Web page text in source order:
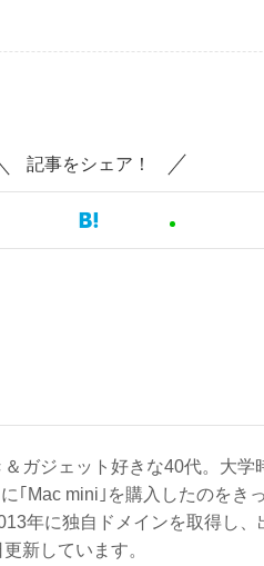
記事をシェア！
ガジェット好きな40代。大
｢Mac mini｣を購入したのをき
年に独自ドメインを取得し
新しています。